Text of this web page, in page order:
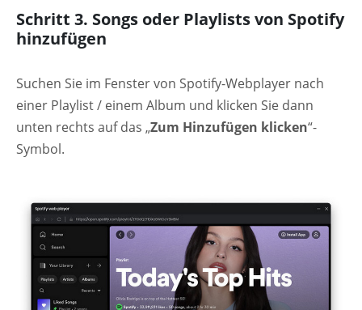
Schritt 3. Songs oder Playlists von Spotify
hinzufügen
Suchen Sie im Fenster von Spotify-Webplayer nach
einer Playlist / einem Album und klicken Sie dann
unten rechts auf das „Zum Hinzufügen klicken“-
Symbol.